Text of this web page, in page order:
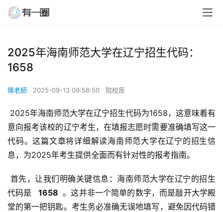
2025年海南师范大学在辽宁招生代码：
1658
陳老師 2025-09-13 09:58:50 院校库
意向报考该校的辽宁考生，在填报志愿时需要准确填写这一
代码。这篇文章将详细解读海南师范大学在辽宁的招生信
息，为2025年考生提供全面而有针对性的报考指南。
代码是
  1658
。这并非一个简单的数字，而是敲开大学殿
堂的第一把钥匙。考生务必准确无误地填写，避免因代码错